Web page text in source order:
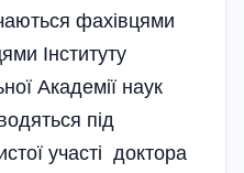
фахівцями
Інституту
Академії наук
під
участі доктора